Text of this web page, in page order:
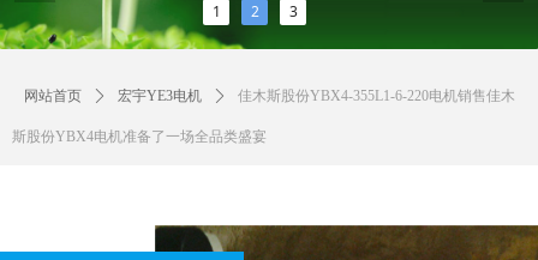
1 2 3
网站首页 ꄲ 宏宇YE3电机 ꄲ 佳木斯股份YBX4-355L1-6-220电机销售佳木
斯股份YBX4电机准备了一场全品类盛宴